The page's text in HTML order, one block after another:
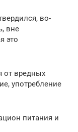
во-
вне
это
от вредных
употребление
питания и